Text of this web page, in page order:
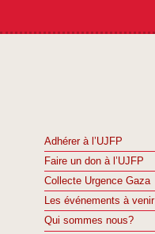
Adhérer à l’UJFP
Faire un don à l’UJFP
Collecte Urgence Gaza
Les événements à venir
Qui sommes nous?